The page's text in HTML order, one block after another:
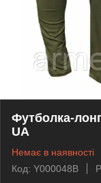
Футболка-
UA
Немає в наявності
Код: Y000048B